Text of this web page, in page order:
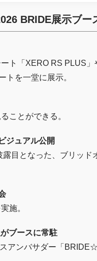
BRIDE展示ブー
ト「XERO RS PLUS
トを一堂に展示。
ことができる。
ジュアル公開
目となった、ブリッ
施。
ブースに常駐
アンバサダー「